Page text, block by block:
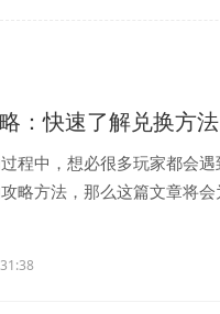
：快速了解兑换方法
程中，想必很多玩家都会
略方法，那么这篇文章将